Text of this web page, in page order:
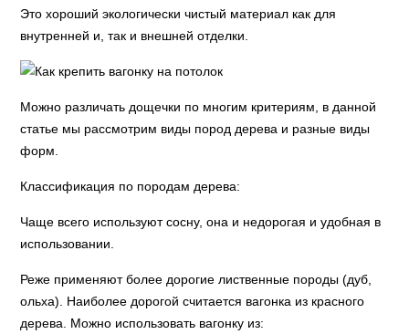
Это хороший экологически чистый материал как для
внутренней и, так и внешней отделки.
Можно различать дощечки по многим критериям, в данной
статье мы рассмотрим виды пород дерева и разные виды
форм.
Классификация по породам дерева:
Чаще всего используют сосну, она и недорогая и удобная в
использовании.
Реже применяют более дорогие лиственные породы (дуб,
ольха). Наиболее дорогой считается вагонка из красного
дерева. Можно использовать вагонку из: